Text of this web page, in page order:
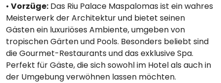
• Vorzüge: Das Riu Palace Maspalomas ist ein wahres
Meisterwerk der Architektur und bietet seinen
Gästen ein luxuriöses Ambiente, umgeben von
tropischen Gärten und Pools. Besonders beliebt sind
die Gourmet-Restaurants und das exklusive Spa.
Perfekt für Gäste, die sich sowohl im Hotel als auch in
der Umgebung verwöhnen lassen möchten.